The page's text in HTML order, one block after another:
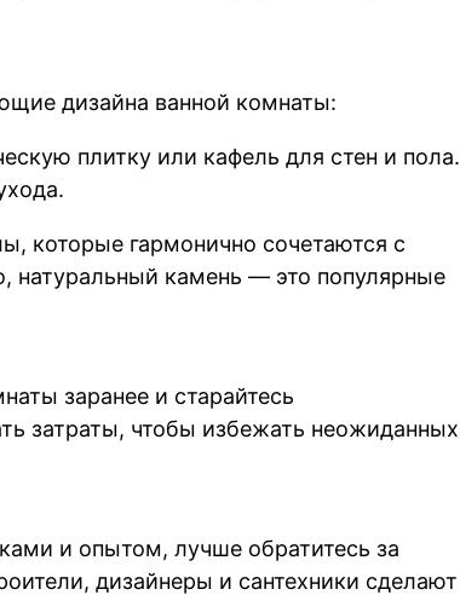
дизайна ванной комнаты:
плитку или кафель для стен и пола.
которые гармонично сочетаются с
камень — это популярные
заранее и старайтесь
затраты, чтобы избежать неожиданных
и опытом, лучше обратитесь за
дизайнеры и сантехники сделают